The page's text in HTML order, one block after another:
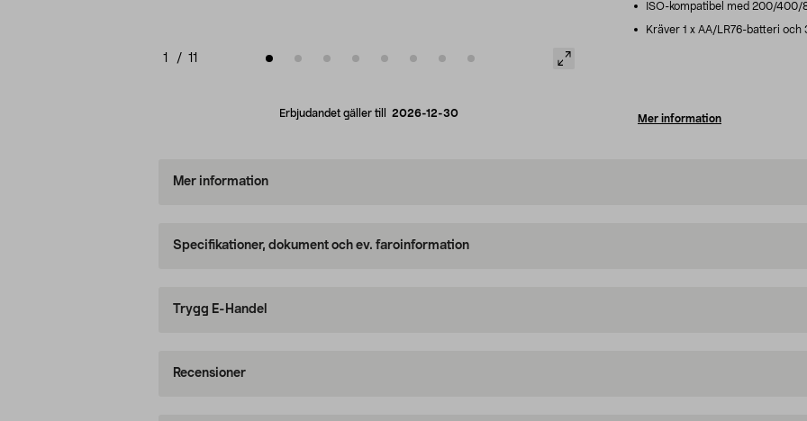
1 / 11
Erbjudandet gäller till 2026-12-30
ISO-kompatibel med 200/400/
Kräver 1 x AA/LR76-batteri
Mer information
Mer information
Specifikationer, dokument och ev. faroinformation
Trygg E-Handel
Recensioner